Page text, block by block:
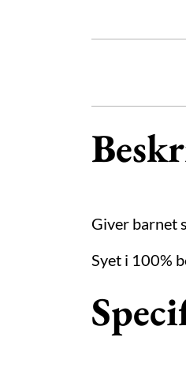
Giver barnet
Syet i 100%